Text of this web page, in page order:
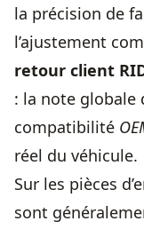
la précision de
l’ajustement
retour client
: la note globale
compatibilité
réel du véhicule.
Sur les pièces
sont